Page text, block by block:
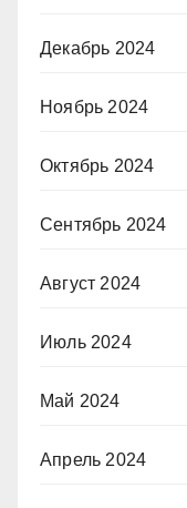
Декабрь 2024
Ноябрь 2024
Октябрь 2024
Сентябрь 2024
Август 2024
Июль 2024
Май 2024
Апрель 2024